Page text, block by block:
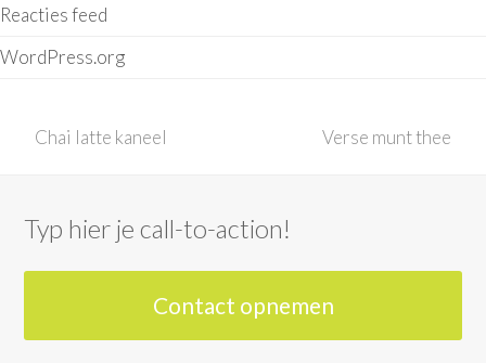
Reacties feed
WordPress.org
previous
Chai latte kaneel
next
Verse munt thee
Typ hier je call-to-action!
Contact opnemen